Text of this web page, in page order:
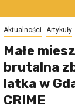
Aktualności Artykuły
Małe
brutalna
latka w
CRIME